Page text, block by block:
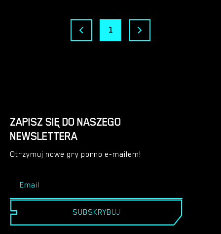
1
ZAPISZ SIĘ DO NASZEGO
NEWSLETTERA
Otrzymuj nowe gry porno e-mailem!
SUBSKRYBUJ